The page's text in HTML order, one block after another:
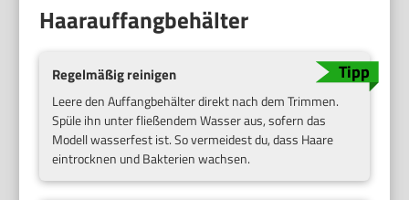
Haarauffangbehälter
Regelmäßig reinigen
Leere den Auffangbehälter direkt nach dem Trimmen.
Spüle ihn unter fließendem Wasser aus, sofern das
Modell wasserfest ist. So vermeidest du, dass Haare
eintrocknen und Bakterien wachsen.